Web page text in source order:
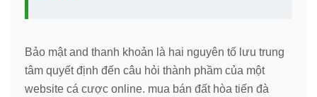
Bảo mật and thanh khoản là hai nguyên tố lưu trung
tâm quyết định đến câu hỏi thành phầm của một
website cá cược online. mua bán đất hòa tiến đà